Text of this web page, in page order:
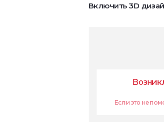
Включить 3D
Если это не